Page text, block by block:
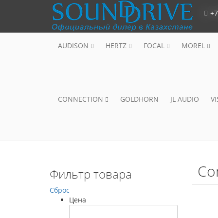
AUDISON HERTZ FOCAL MOREL
CONNECTION GOLDHORN JL AUDIO
Фильтр товара
Сброс
Цена